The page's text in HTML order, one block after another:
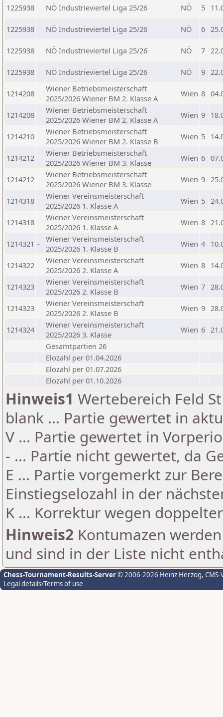
1225938 NÖ Industrieviertel Liga 25/26 NÖ 5
1225938 NÖ Industrieviertel Liga 25/26 NÖ 6
1225938 NÖ Industrieviertel Liga 25/26 NÖ 7
1225938 NÖ Industrieviertel Liga 25/26 NÖ 9
1214208
Wiener Betriebsmeisterschaft
2025/2026 Wiener BM 2. Klasse A
Wien 8
1214208
Wiener Betriebsmeisterschaft
2025/2026 Wiener BM 2. Klasse A
Wien 9
1214210
Wiener Betriebsmeisterschaft
2025/2026 Wiener BM 2. Klasse B
Wien 5
1214212
Wiener Betriebsmeisterschaft
2025/2026 Wiener BM 3. Klasse
Wien 6
1214212
Wiener Betriebsmeisterschaft
2025/2026 Wiener BM 3. Klasse
Wien 9
1214318
Wiener Vereinsmeisterschaft
2025/2026 1. Klasse A
Wien 5
1214318
Wiener Vereinsmeisterschaft
2025/2026 1. Klasse A
Wien 8
1214321 -
Wiener Vereinsmeisterschaft
2025/2026 1. Klasse B
Wien 4
1214322
Wiener Vereinsmeisterschaft
2025/2026 2. Klasse A
Wien 8
1214323
Wiener Vereinsmeisterschaft
2025/2026 2. Klasse B
Wien 7
1214323
Wiener Vereinsmeisterschaft
2025/2026 2. Klasse B
Wien 9
1214324
Wiener Vereinsmeisterschaft
2025/2026 3. Klasse
Wien 6
Gesamtpartien 26
Elozahl per 01.04.2026
Elozahl per 01.07.2026
Elozahl per 01.10.2026
Hinweis1 Wertebereich Feld
blank ... Partie gewertet in
V ... Partie gewertet in
- ... Partie nicht gewertet, da
E ... Partie vorgemerkt zur
Einstiegselozahl in der
K ... Korrektur wegen
Hinweis2 Kontumazen
und sind in der Liste nicht
Chess-Tournament-Results-Server© 2006-2026 Heinz Herzog,
Legal details/Terms of use